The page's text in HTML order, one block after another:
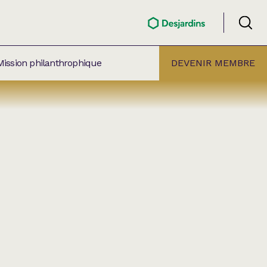
philanthrophique DEVENIR MEMBRE